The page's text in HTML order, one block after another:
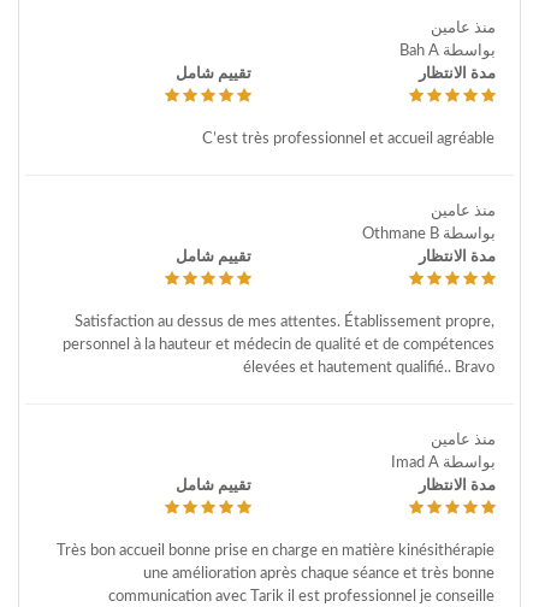
منذ عامين
بواسطة Bah A
مدة الانتظار
تقييم شامل
C’est très professionnel et accueil agréable
منذ عامين
بواسطة Othmane B
مدة الانتظار
تقييم شامل
Satisfaction au dessus de mes attentes. Établissement propre,
personnel à la hauteur et médecin de qualité et de compétences
élevées et hautement qualifié.. Bravo
منذ عامين
بواسطة Imad A
مدة الانتظار
تقييم شامل
Très bon accueil bonne prise en charge en matière kinésithérapie
une amélioration après chaque séance et très bonne
communication avec Tarik il est professionnel je conseille